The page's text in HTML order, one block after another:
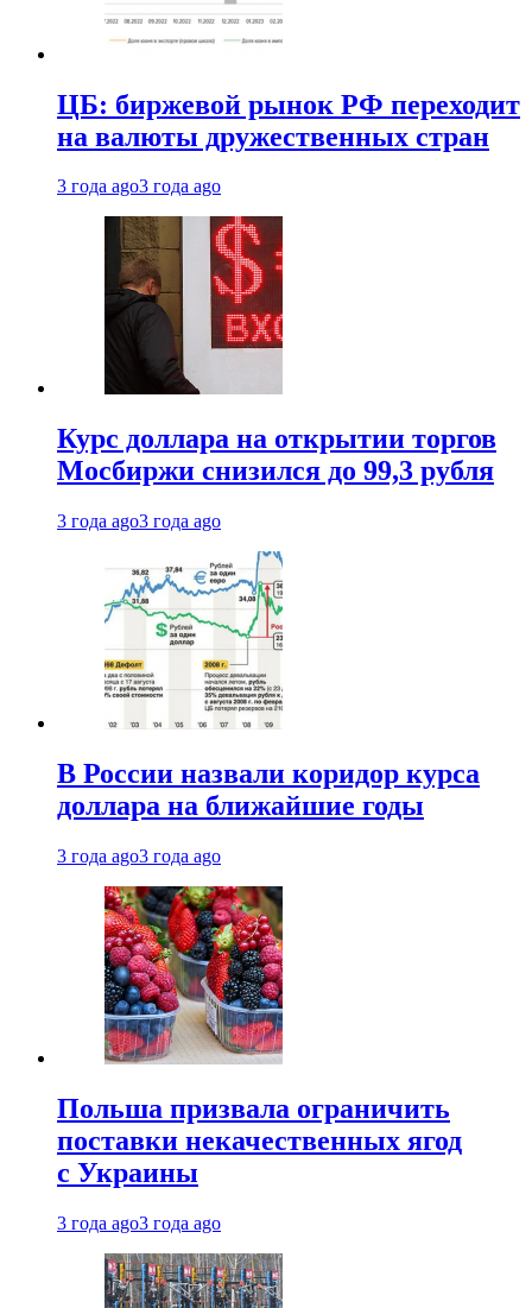
ЦБ: биржевой рынок РФ переходит
на валюты дружественных стран
3 года ago3 года ago
Курс доллара на открытии торгов
Мосбиржи снизился до 99,3 рубля
3 года ago3 года ago
В России назвали коридор курса
доллара на ближайшие годы
3 года ago3 года ago
Польша призвала ограничить
поставки некачественных ягод
с Украины
3 года ago3 года ago